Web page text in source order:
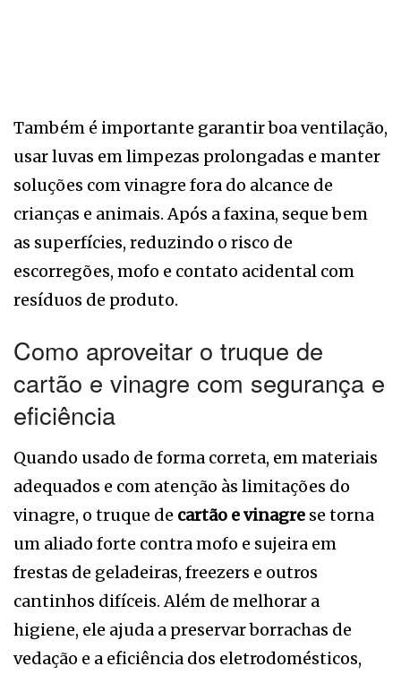
Também é importante garantir boa ventilação,
usar luvas em limpezas prolongadas e manter
soluções com vinagre fora do alcance de
crianças e animais. Após a faxina, seque bem
as superfícies, reduzindo o risco de
escorregões, mofo e contato acidental com
resíduos de produto.
Como aproveitar o truque de
cartão e vinagre com segurança e
eficiência
Quando usado de forma correta, em materiais
adequados e com atenção às limitações do
vinagre, o truque de cartão e vinagre se torna
um aliado forte contra mofo e sujeira em
frestas de geladeiras, freezers e outros
cantinhos difíceis. Além de melhorar a
higiene, ele ajuda a preservar borrachas de
vedação e a eficiência dos eletrodomésticos,